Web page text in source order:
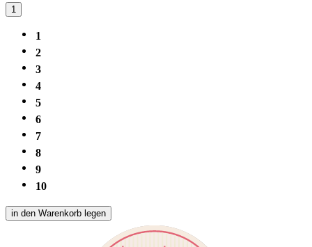
1
1
2
3
4
5
6
7
8
9
10
in den Warenkorb legen